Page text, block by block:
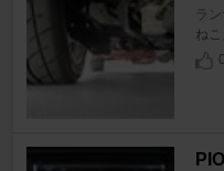
ラ
ね
0